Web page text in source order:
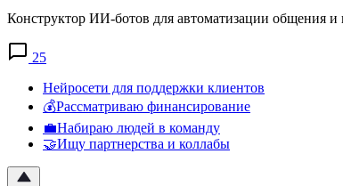
Конструктор ИИ-ботов для автоматизации общения
25
Нейросети для поддержки клиентов
💰Рассматриваю финансирование
💼Набираю людей в команду
🤝Ищу партнерства и коллабы